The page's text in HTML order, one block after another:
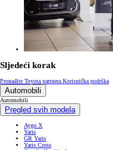
Sljedeći korak
Pronađite Toyota partnera Korisnička podrška
Automobili
Automobili
Pregled svih modela
Aygo X
Yaris
GR Yaris
Yaris Cross